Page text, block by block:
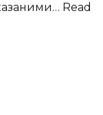
Read